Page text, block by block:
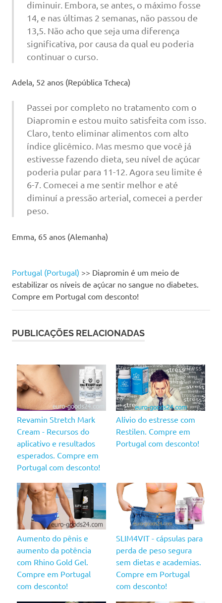
diminuir. Embora, se antes, o máximo fosse
14, e nas últimas 2 semanas, não passou de
13,5. Não acho que seja uma diferença
significativa, por causa da qual eu poderia
continuar o curso.
Adela, 52 anos (República Tcheca)
Passei por completo no tratamento com o
Diapromin e estou muito satisfeita com isso.
Claro, tento eliminar alimentos com alto
índice glicêmico. Mas mesmo que você já
estivesse fazendo dieta, seu nível de açúcar
poderia pular para 11-12. Agora seu limite é
6-7. Comecei a me sentir melhor e até
diminuí a pressão arterial, comecei a perder
peso.
Emma, ​​65 anos (Alemanha)
Portugal (Portugal) >> Diapromin é um meio de
estabilizar os níveis de açúcar no sangue no diabetes.
Compre em Portugal com desconto!
PUBLICAÇÕES RELACIONADAS
Revamin Stretch Mark
Cream - Recursos do
aplicativo e resultados
esperados. Compre em
Portugal com desconto!
Alívio do estresse com
Restilen. Compre em
Portugal com desconto!
Aumento do pênis e
aumento da potência
com Rhino Gold Gel.
Compre em Portugal
com desconto!
SLIM4VIT - cápsulas para
perda de peso segura
sem dietas e academias.
Compre em Portugal
com desconto!